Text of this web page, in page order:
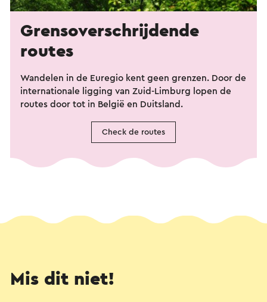
Grens­overschrijdende
routes
Wandelen in de Euregio kent geen grenzen. Door de
internationale ligging van Zuid-Limburg lopen de
routes door tot in België en Duitsland.
Check de routes
Mis dit niet!